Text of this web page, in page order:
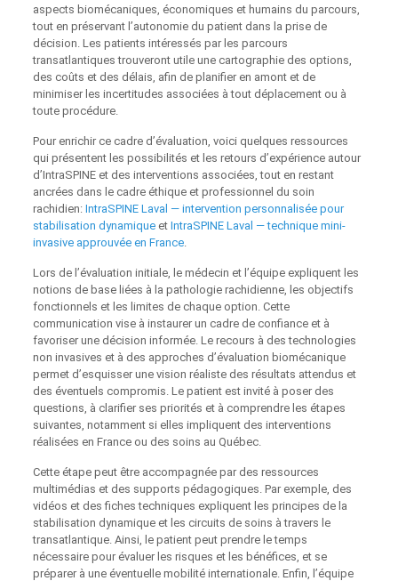
aspects biomécaniques, économiques et humains du parcours,
tout en préservant l’autonomie du patient dans la prise de
décision. Les patients intéressés par les parcours
transatlantiques trouveront utile une cartographie des options,
des coûts et des délais, afin de planifier en amont et de
minimiser les incertitudes associées à tout déplacement ou à
toute procédure.
Pour enrichir ce cadre d’évaluation, voici quelques ressources
qui présentent les possibilités et les retours d’expérience autour
d’IntraSPINE et des interventions associées, tout en restant
ancrées dans le cadre éthique et professionnel du soin
rachidien: IntraSPINE Laval — intervention personnalisée pour
stabilisation dynamiqueet IntraSPINE Laval — technique mini-
invasive approuvée en France.
Lors de l’évaluation initiale, le médecin et l’équipe expliquent les
notions de base liées à la pathologie rachidienne, les objectifs
fonctionnels et les limites de chaque option. Cette
communication vise à instaurer un cadre de confiance et à
favoriser une décision informée. Le recours à des technologies
non invasives et à des approches d’évaluation biomécanique
permet d’esquisser une vision réaliste des résultats attendus et
des éventuels compromis. Le patient est invité à poser des
questions, à clarifier ses priorités et à comprendre les étapes
suivantes, notamment si elles impliquent des interventions
réalisées en France ou des soins au Québec.
Cette étape peut être accompagnée par des ressources
multimédias et des supports pédagogiques. Par exemple, des
vidéos et des fiches techniques expliquent les principes de la
stabilisation dynamique et les circuits de soins à travers le
transatlantique. Ainsi, le patient peut prendre le temps
nécessaire pour évaluer les risques et les bénéfices, et se
préparer à une éventuelle mobilité internationale. Enfin, l’équipe